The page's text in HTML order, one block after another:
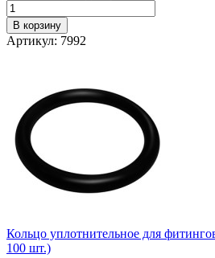
В корзину
Артикул: 7992
Кольцо уплотнительное для
100 шт.)